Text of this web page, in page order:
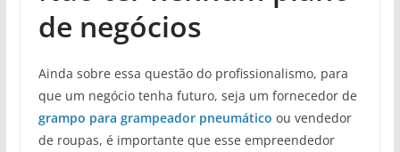
de negócios
Ainda sobre essa questão do profissionalismo, para
que um negócio tenha futuro, seja um fornecedor de
grampo para grampeador pneumático ou vendedor
de roupas, é importante que esse empreendedor